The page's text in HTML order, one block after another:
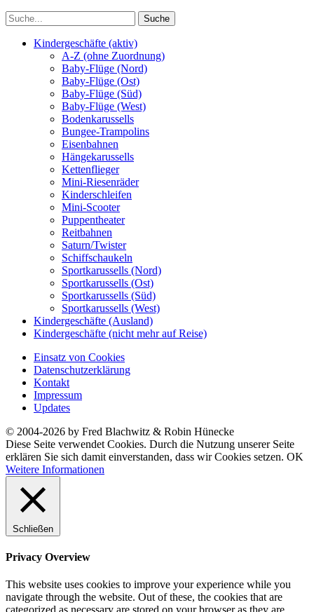
Kindergeschäfte (aktiv)
A-Z (ohne Zuordnung)
Baby-Flüge (Nord)
Baby-Flüge (Ost)
Baby-Flüge (Süd)
Baby-Flüge (West)
Bodenkarussells
Bungee-Trampolins
Eisenbahnen
Hängekarussells
Kettenflieger
Mini-Riesenräder
Kinderschleifen
Mini-Scooter
Puppentheater
Reitbahnen
Saturn/Twister
Schiffschaukeln
Sportkarussells (Nord)
Sportkarussells (Ost)
Sportkarussells (Süd)
Sportkarussells (West)
Kindergeschäfte (Ausland)
Kindergeschäfte (nicht mehr auf Reise)
Einsatz von Cookies
Datenschutzerklärung
Kontakt
Impressum
Updates
© 2004-2026 by Fred Blachwitz & Robin Hünecke
Diese Seite verwendet Cookies. Durch die Nutzung unserer Seite
erklären Sie sich damit einverstanden, dass wir Cookies setzen. OK
Weitere Informationen
Schließen
Privacy Overview
This website uses cookies to improve your experience while you
navigate through the website. Out of these, the cookies that are